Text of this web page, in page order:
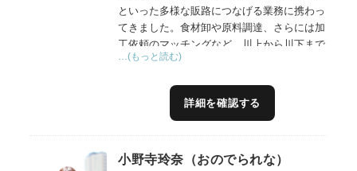
といった多様な販路につなげる業務に携わっ
てきました。食材卸や原料調達、さらには加
工依頼のマッチングなど、川上から川下まで
一貫したサポートを行う中で、現場の声を聞
進に取り組んでまいりました。特に、商品の
価値を引き出すブランディングや、商品化に
げにも携わり、企画立案から現場導入までの
…(もっと読む)
詳細を確認する
小野寺玲奈（おのでられな）